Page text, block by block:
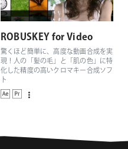
ROBUSKEY for Video
驚くほど簡単に、高度な動画合成を実
現！人の「髪の毛」と「肌の色」に特
化した精度の高いクロマキー合成ソフ
ト